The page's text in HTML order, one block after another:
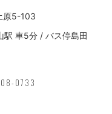
原5-103
駅 車5分 / バス停島田
0733